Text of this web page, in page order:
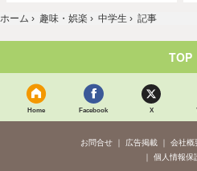
ホーム › 趣味・娯楽 › 中学生 › 記事
TOP
Home Facebook X
お問合せ 広告掲載 会社概
個人情報保